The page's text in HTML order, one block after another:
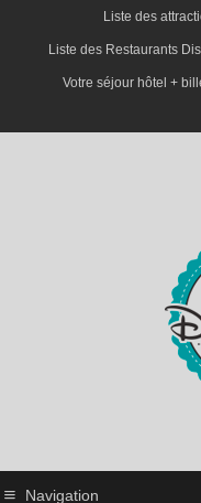
Liste des
Liste des Restaurants
Votre séjour hôtel +
Navigation